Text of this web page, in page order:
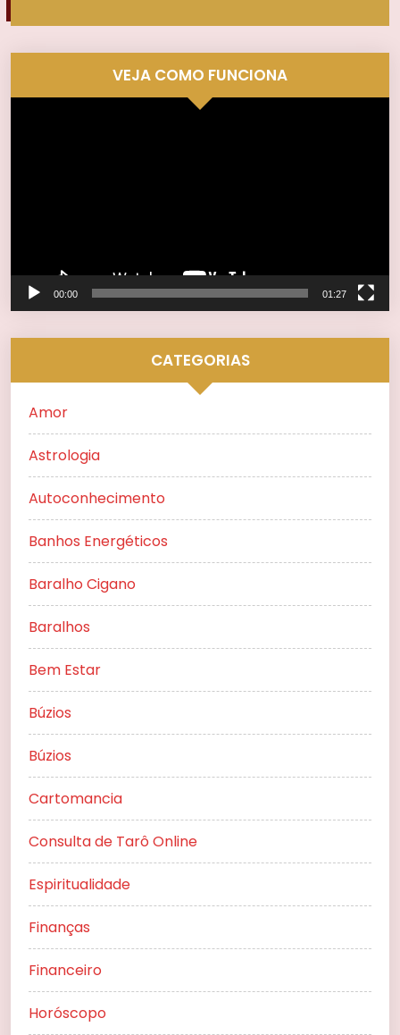
VEJA COMO FUNCIONA
00:00 01:27
CATEGORIAS
Amor
Astrologia
Autoconhecimento
Banhos Energéticos
Baralho Cigano
Baralhos
Bem Estar
Búzios
Búzios
Cartomancia
Consulta de Tarô Online
Espiritualidade
Finanças
Financeiro
Horóscopo